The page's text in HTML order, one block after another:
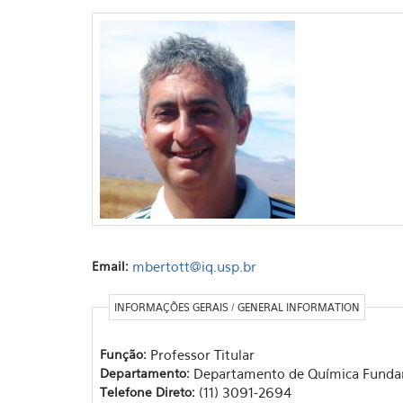
Email: mbertott@iq.usp.br
INFORMAÇÕES GERAIS / GENERAL INFORMATION
Função: Professor Titular
Departamento: Departamento de Química
Telefone Direto: (11) 3091-2694